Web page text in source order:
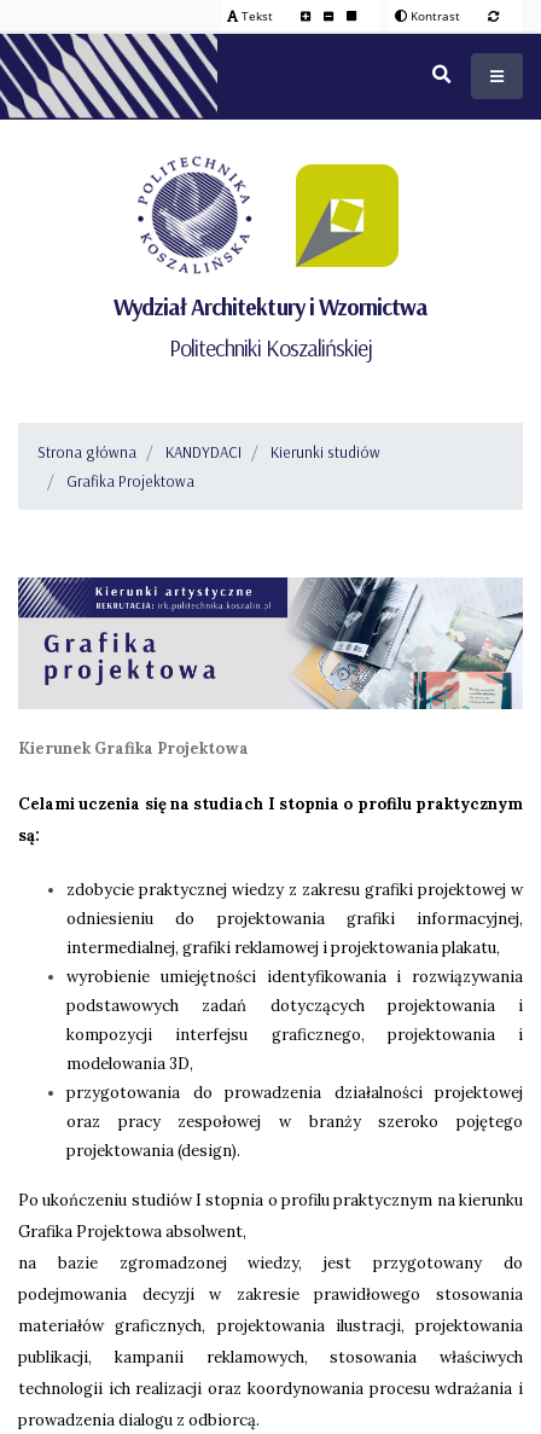
Tekst Kontrast
Wydział Architektury i Wzornictwa
Politechniki Koszalińskiej
Strona główna KANDYDACI
Kierunki studiów
Grafika Projektowa
Kierunek Grafika Projektowa
Celami uczenia się na studiach I stopnia o profilu praktycznym
są:
zdobycie praktycznej wiedzy z zakresu grafiki projektowej w
odniesieniu do projektowania grafiki informacyjnej,
intermedialnej, grafiki reklamowej i projektowania plakatu,
wyrobienie umiejętności identyfikowania i rozwiązywania
podstawowych zadań dotyczących projektowania i
kompozycji interfejsu graficznego, projektowania i
modelowania 3D,
przygotowania do prowadzenia działalności projektowej
oraz pracy zespołowej w branży szeroko pojętego
projektowania (design).
Po ukończeniu studiów I stopnia o profilu praktycznym na kierunku
Grafika Projektowa absolwent,
na bazie zgromadzonej wiedzy, jest przygotowany do
podejmowania decyzji w zakresie prawidłowego stosowania
materiałów graficznych, projektowania ilustracji, projektowania
publikacji, kampanii reklamowych, stosowania właściwych
technologii ich realizacji oraz koordynowania procesu wdrażania i
prowadzenia dialogu z odbiorcą.